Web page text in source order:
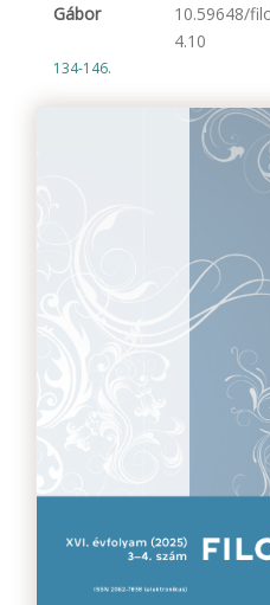
Gábor
10.59648/
4.10
134-146.